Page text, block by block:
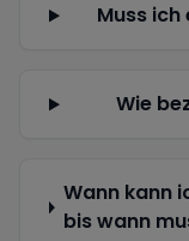
Muss
Wie
Wann kann
bis wann